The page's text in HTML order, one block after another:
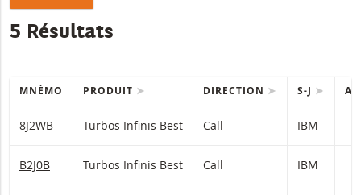
5 Résultats
MNÉMO PRODUIT DIRECTION S-J
8J2WB Turbos Infinis Best Call IBM
B2J0B Turbos Infinis Best Call IBM